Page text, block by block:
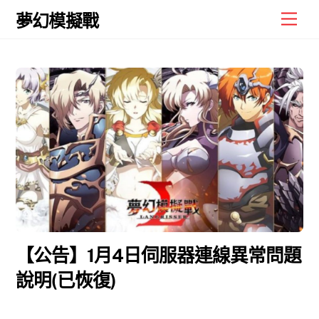
Skip
夢幻模擬戰
【公告】1月4日伺服器連線異常問題
說明(已恢復)